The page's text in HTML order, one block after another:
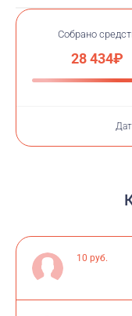
Партнёр:GS Project
Собрано
28 434₽
10 руб.